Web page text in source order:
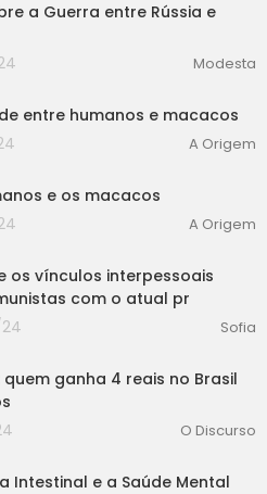
a Guerra entre Rússia e
Modesta
entre humanos e macacos
A Origem
e os macacos
A Origem
os vínculos interpessoais
com o atual pr
Sofia
ganha 4 reais no Brasil
O Discurso
Intestinal e a Saúde Mental